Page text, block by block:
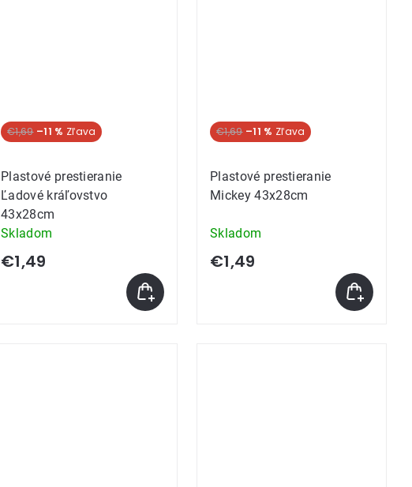
€1,69 –11 %
Plastové prestieranie
Ľadové kráľovstvo
43x28cm
Skladom
€1,49
€1,69 –11 %
Plastové prestieranie
Mickey 43x28cm
Skladom
€1,49